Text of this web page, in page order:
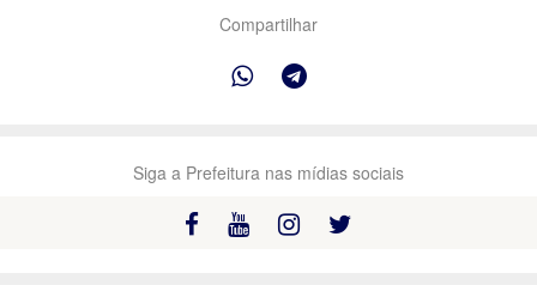
Compartilhar
Siga a Prefeitura nas mídias sociais